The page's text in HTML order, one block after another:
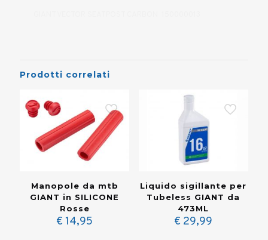
Prodotti correlati
Manopole da mtb
GIANT in SILICONE
Rosse
€ 14,95
Liquido sigillante per
Tubeless GIANT da
473ML
€ 29,99